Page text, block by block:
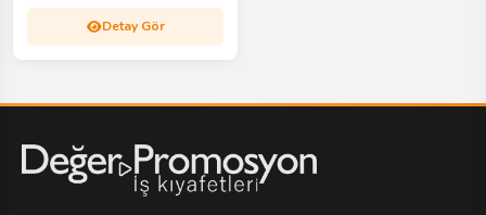
Detay Gör